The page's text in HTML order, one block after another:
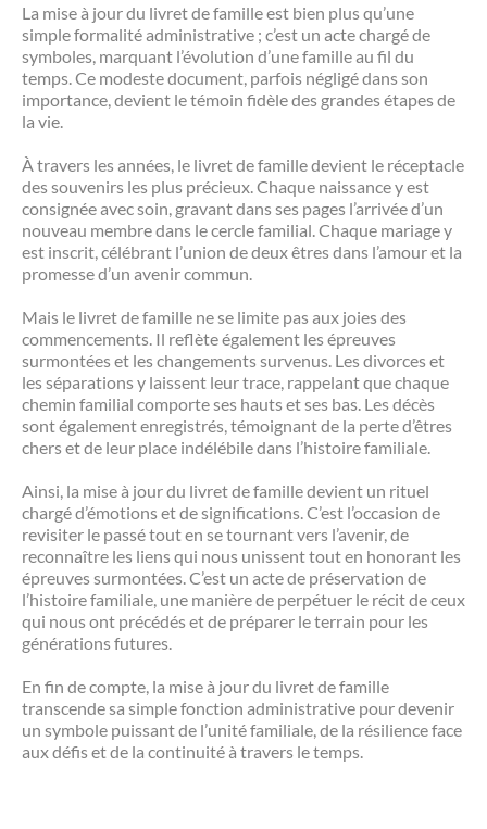
La mise à jour du livret de famille est bien plus qu’une
simple formalité administrative ; c’est un acte chargé de
symboles, marquant l’évolution d’une famille au fil du
temps. Ce modeste document, parfois négligé dans son
importance, devient le témoin fidèle des grandes étapes de
la vie.
À travers les années, le livret de famille devient le réceptacle
des souvenirs les plus précieux. Chaque naissance y est
consignée avec soin, gravant dans ses pages l’arrivée d’un
nouveau membre dans le cercle familial. Chaque mariage y
est inscrit, célébrant l’union de deux êtres dans l’amour et la
promesse d’un avenir commun.
Mais le livret de famille ne se limite pas aux joies des
commencements. Il reflète également les épreuves
surmontées et les changements survenus. Les divorces et
les séparations y laissent leur trace, rappelant que chaque
chemin familial comporte ses hauts et ses bas. Les décès
sont également enregistrés, témoignant de la perte d’êtres
chers et de leur place indélébile dans l’histoire familiale.
Ainsi, la mise à jour du livret de famille devient un rituel
chargé d’émotions et de significations. C’est l’occasion de
revisiter le passé tout en se tournant vers l’avenir, de
reconnaître les liens qui nous unissent tout en honorant les
épreuves surmontées. C’est un acte de préservation de
l’histoire familiale, une manière de perpétuer le récit de ceux
qui nous ont précédés et de préparer le terrain pour les
générations futures.
En fin de compte, la mise à jour du livret de famille
transcende sa simple fonction administrative pour devenir
un symbole puissant de l’unité familiale, de la résilience face
aux défis et de la continuité à travers le temps.